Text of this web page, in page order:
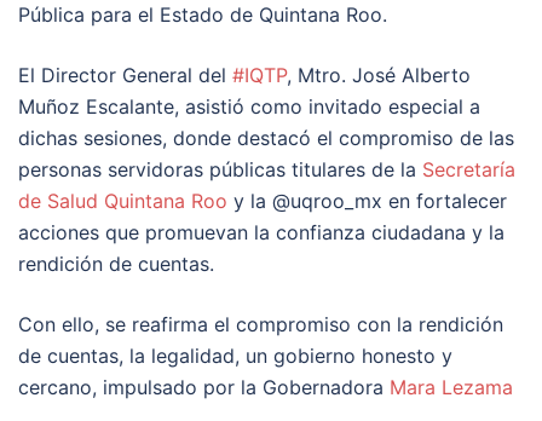
Pública para el Estado de Quintana Roo.
El Director General del #IQTP, Mtro. José Alberto
Muñoz Escalante, asistió como invitado especial a
dichas sesiones, donde destacó el compromiso de las
personas servidoras públicas titulares de la Secretaría
de Salud Quintana Roo y la @uqroo_mx en fortalecer
acciones que promuevan la confianza ciudadana y la
rendición de cuentas.
Con ello, se reafirma el compromiso con la rendición
de cuentas, la legalidad, un gobierno honesto y
cercano, impulsado por la Gobernadora Mara Lezama